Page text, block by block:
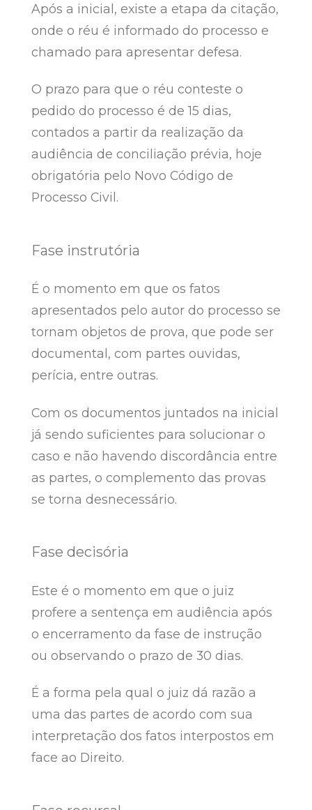
Após a inicial, existe a etapa da citação,
onde o réu é informado do processo e
chamado para apresentar defesa.
O prazo para que o réu conteste o
pedido do processo é de 15 dias,
contados a partir da realização da
audiência de conciliação prévia, hoje
obrigatória pelo Novo Código de
Processo Civil.
Fase instrutória
É o momento em que os fatos
apresentados pelo autor do processo se
tornam objetos de prova, que pode ser
documental, com partes ouvidas,
perícia, entre outras.
Com os documentos juntados na inicial
já sendo suficientes para solucionar o
caso e não havendo discordância entre
as partes, o complemento das provas
se torna desnecessário.
Fase decisória
Este é o momento em que o juiz
profere a sentença em audiência após
o encerramento da fase de instrução
ou observando o prazo de 30 dias.
É a forma pela qual o juiz dá razão a
uma das partes de acordo com sua
interpretação dos fatos interpostos em
face ao Direito.